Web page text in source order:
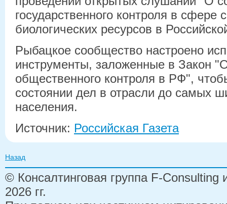
государственного контроля в сфере
биологических ресурсов в
Рыбацкое сообщество настроено
инструменты, заложенные в Закон
общественного контроля в РФ",
состоянии дел в отрасли до самых
населения.
Источник: Российская Газета
Назад
© Консалтинговая группа F-
2026 гг.